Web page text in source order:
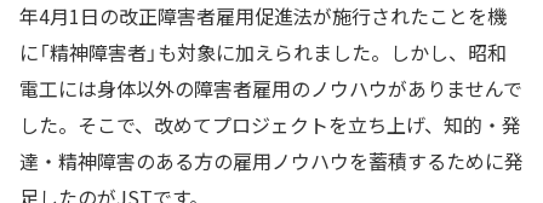
年4月1日の改正障害者雇用促進法が施行されたことを機
に「精神障害者」も対象に加えられました。しかし、昭和
電工には身体以外の障害者雇用のノウハウがありませんで
した。そこで、改めてプロジェクトを立ち上げ、知的・発
達・精神障害のある方の雇用ノウハウを蓄積するために発
足したのがJSTです。